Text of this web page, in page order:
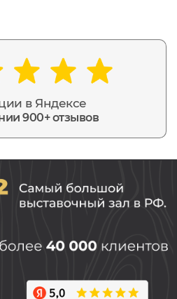
в Яндексе
900+ отзывов